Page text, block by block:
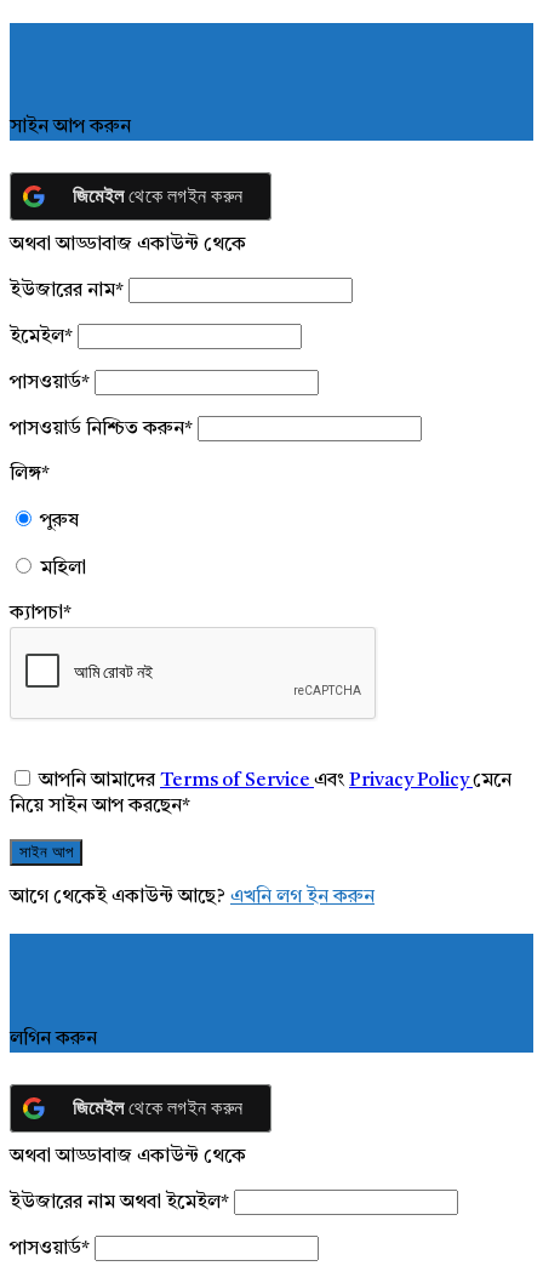
সাইন আপ করুন
জিমেইলথেকে লগইন করুন
অথবা আড্ডাবাজ একাউন্ট থেকে
ইউজারের নাম*
ইমেইল*
পাসওয়ার্ড*
পাসওয়ার্ড নিশ্চিত করুন*
লিঙ্গ*
পুরুষ
মহিলা
ক্যাপচা*
আপনি আমাদেরTerms of Service এবং Privacy Policyমেনে
নিয়ে সাইন আপ করছেন*
আগে থেকেই একাউন্ট আছে? এখনি লগ ইন করুন
লগিন করুন
জিমেইলথেকে লগইন করুন
অথবা আড্ডাবাজ একাউন্ট থেকে
ইউজারের নাম অথবা ইমেইল*
পাসওয়ার্ড*